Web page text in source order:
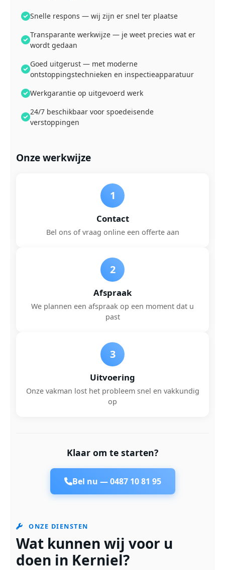
Snelle respons — wij zijn er snel ter plaatse
Transparante werkwijze — je weet precies wat er
wordt gedaan
Goed uitgerust — met moderne
ontstoppingstechnieken en inspectieapparatuur
Werkgarantie op uitgevoerd werk
24/7 beschikbaar voor spoedeisende
verstoppingen
Onze werkwijze
1
Contact
Bel ons of vraag online een offerte aan
2
Afspraak
We plannen een afspraak op een moment dat u
past
3
Uitvoering
Onze vakman lost het probleem snel en vakkundig
op
Klaar om te starten?
Bel nu —0487 10 81 95
ONZE DIENSTEN
Wat kunnen wij voor u
doen in Kerniel?